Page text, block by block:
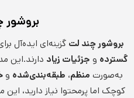
بروشور چند لت گزینه‌ای ایده‌آل
گسترده و جزئیات زیاد دارند.این
به‌صورت منظم، طبقه‌بندی‌شده و
کوچک اما پرمحتوا نیاز دارید،